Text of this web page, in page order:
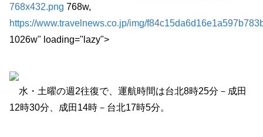
768x432.png 768w,
https://www.travelnews.co.jp/img/
1026w" loading="lazy">
水・土曜の週2往復で、運航時間は台北8時25分－成田
12時30分、成田14時－台北17時5分。